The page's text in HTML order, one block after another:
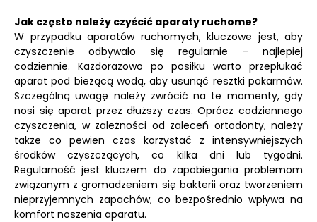
Jak często należy czyścić aparaty ruchome?
W przypadku aparatów ruchomych, kluczowe jest, aby
czyszczenie odbywało się regularnie – najlepiej
codziennie. Każdorazowo po posiłku warto przepłukać
aparat pod bieżącą wodą, aby usunąć resztki pokarmów.
Szczególną uwagę należy zwrócić na te momenty, gdy
nosi się aparat przez dłuższy czas. Oprócz codziennego
czyszczenia, w zależności od zaleceń ortodonty, należy
także co pewien czas korzystać z intensywniejszych
środków czyszczących, co kilka dni lub tygodni.
Regularność jest kluczem do zapobiegania problemom
związanym z gromadzeniem się bakterii oraz tworzeniem
nieprzyjemnych zapachów, co bezpośrednio wpływa na
komfort noszenia aparatu.